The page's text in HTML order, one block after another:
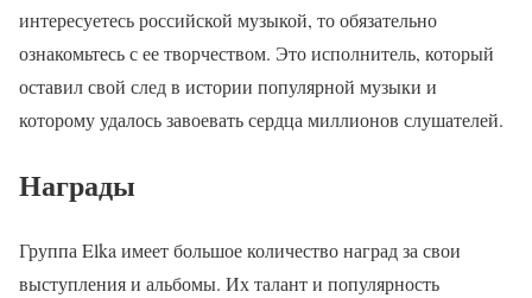
интересуетесь российской музыкой, то обязательно
ознакомьтесь с ее творчеством. Это исполнитель, который
оставил свой след в истории популярной музыки и
которому удалось завоевать сердца миллионов слушателей.
Награды
Группа Elka имеет большое количество наград за свои
выступления и альбомы. Их талант и популярность